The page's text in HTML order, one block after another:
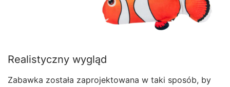
Realistyczny wygląd
Zabawka została zaprojektowana w taki sposób, by